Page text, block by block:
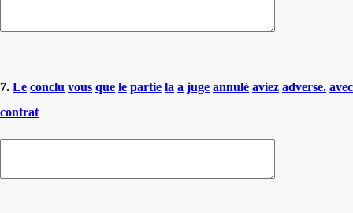
7. Le conclu vous que le partie la a juge annulé aviez adverse. avec
contrat